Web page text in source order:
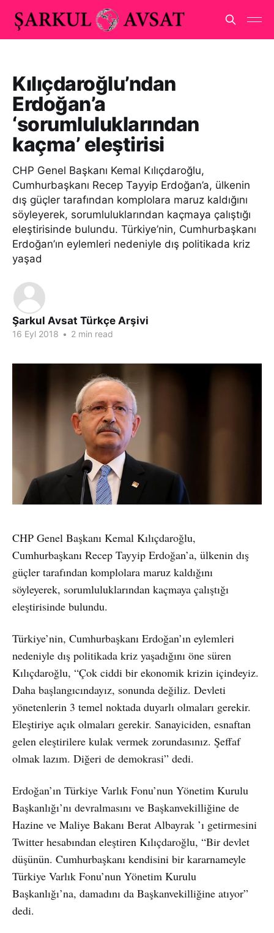
Kılıçdaroğlu’ndan
Erdoğan’a
‘sorumluluklarından
kaçma’ eleştirisi
CHP Genel Başkanı Kemal Kılıçdaroğlu,
Cumhurbaşkanı Recep Tayyip Erdoğan’a, ülkenin
dış güçler tarafından komplolara maruz kaldığını
söyleyerek, sorumluluklarından kaçmaya çalıştığı
eleştirisinde bulundu. Türkiye’nin, Cumhurbaşkanı
Erdoğan’ın eylemleri nedeniyle dış politikada kriz
yaşad
Şarkul Avsat Türkçe Arşivi
16 Eyl 2018 • 2 min read
CHP Genel Başkanı Kemal Kılıçdaroğlu,
Cumhurbaşkanı Recep Tayyip Erdoğan’a, ülkenin dış
güçler tarafından komplolara maruz kaldığını
söyleyerek, sorumluluklarından kaçmaya çalıştığı
eleştirisinde bulundu.
Türkiye’nin, Cumhurbaşkanı Erdoğan’ın eylemleri
nedeniyle dış politikada kriz yaşadığını öne süren
Kılıçdaroğlu, “Çok ciddi bir ekonomik krizin içindeyiz.
Daha başlangıcındayız, sonunda değiliz. Devleti
yönetenlerin 3 temel noktada duyarlı olmaları gerekir.
Eleştiriye açık olmaları gerekir. Sanayiciden, esnaftan
gelen eleştirilere kulak vermek zorundasınız. Şeffaf
olmak lazım. Diğeri de demokrasi” dedi.
Erdoğan’ın Türkiye Varlık Fonu’nun Yönetim Kurulu
Başkanlığı’nı devralmasını ve Başkanvekilliğine de
Hazine ve Maliye Bakanı Berat Albayrak ’ı getirmesini
Twitter hesabından eleştiren Kılıçdaroğlu, “Bir devlet
düşünün. Cumhurbaşkanı kendisini bir kararnameyle
Türkiye Varlık Fonu’nun Yönetim Kurulu
Başkanlığı’na, damadını da Başkanvekilliğine atıyor”
dedi.